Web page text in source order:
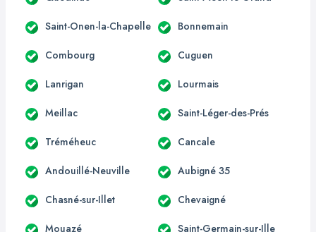
Saint-Onen-la-Chapelle Bonnemain
Combourg Cuguen
Lanrigan Lourmais
Meillac Saint-Léger-des-Prés
Tréméheuc Cancale
Andouillé-Neuville Aubigné 35
Chasné-sur-Illet Chevaigné
Mouazé Saint-Germain-sur-Ille